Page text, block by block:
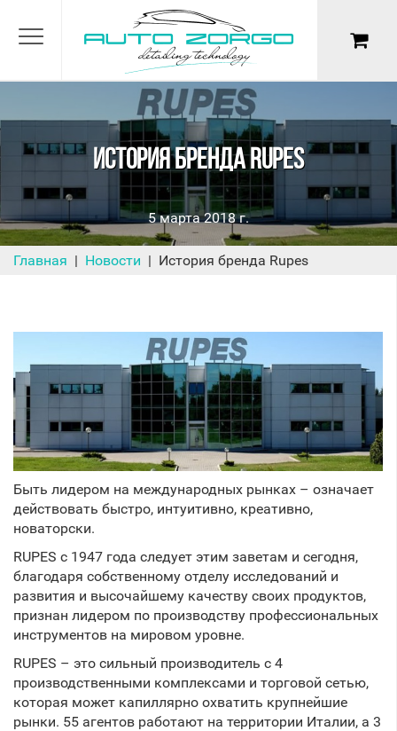
ИСТОРИЯ БРЕНДА RUPES
5 марта 2018 г.
Главная Новости История бренда Rupes
Быть лидером на международных рынках – означает
действовать быстро, интуитивно, креативно,
новаторски.
RUPES с 1947 года следует этим заветам и сегодня,
благодаря собственному отделу исследований и
развития и высочайшему качеству своих продуктов,
признан лидером по производству профессиональных
инструментов на мировом уровне.
RUPES – это сильный производитель с 4
производственными комплексами и торговой сетью,
которая может капиллярно охватить крупнейшие
рынки. 55 агентов работают на территории Италии, а 3
ИЗВИНИТЕ, МАГАЗИН НЕ РАБОТАЕТ
Приглашаем записаться на
обслуживание автомобиля в нашу
детейлинг студию